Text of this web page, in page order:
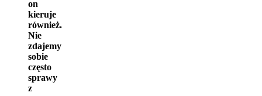
on
kieruje
również.
Nie
zdajemy
sobie
często
sprawy
z